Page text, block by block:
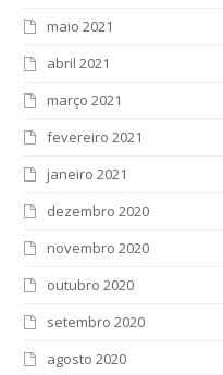
maio 2021
abril 2021
março 2021
fevereiro 2021
janeiro 2021
dezembro 2020
novembro 2020
outubro 2020
setembro 2020
agosto 2020